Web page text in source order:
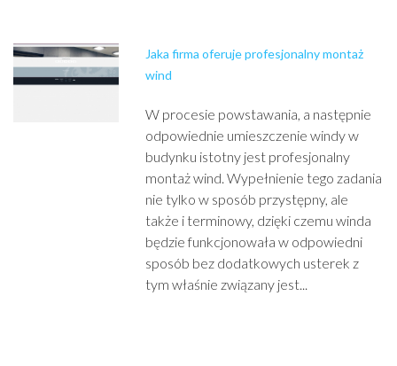
Jaka firma oferuje profesjonalny montaż
wind
W procesie powstawania, a następnie
odpowiednie umieszczenie windy w
budynku istotny jest profesjonalny
montaż wind. Wypełnienie tego zadania
nie tylko w sposób przystępny, ale
także i terminowy, dzięki czemu winda
będzie funkcjonowała w odpowiedni
sposób bez dodatkowych usterek z
tym właśnie związany jest...